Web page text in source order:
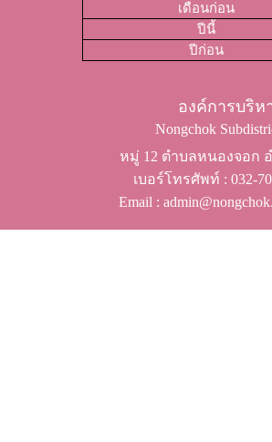
เดือนก่อน
ปีนี้
ปีก่อน
องค์การบริ
Nongchok
หมู่ 12 ตำบลหนองจอก
เบอร์โทรศัพท์ ​: 032-
Email :